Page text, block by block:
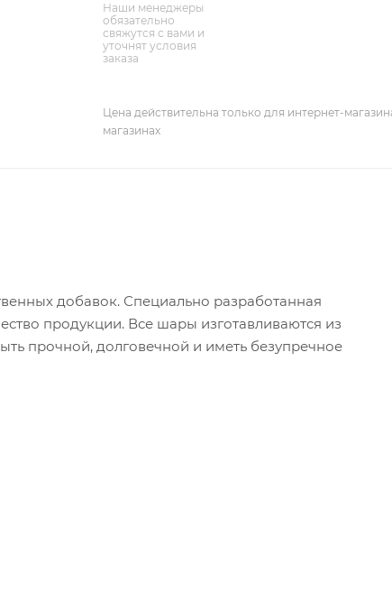
Наши менеджеры
обязательно
свяжутся с вами и
уточнят условия
заказа
Цена действительна только для интернет-
магазинах
добавок. Специально разработанная
продукции. Все шары изготавливаются из
прочной, долговечной и иметь безупречное